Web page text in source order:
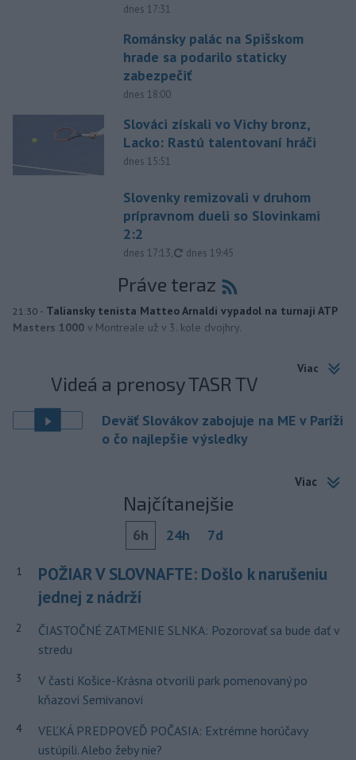
dnes 17:31
Románsky palác na Spišskom
hrade sa podarilo staticky
zabezpečiť
dnes 18:00
Slováci získali vo Vichy bronz,
Lacko: Rastú talentovaní hráči
dnes 15:51
Slovenky remizovali v druhom
prípravnom dueli so Slovinkami
2:2
dnes 17:13, aktualizované
dnes 19:45
Práve teraz
21:30 - Taliansky tenista Matteo Arnaldi vypadol na turnaji ATP
Masters 1000 v Montreale už v 3. kole dvojhry.
Viac
Videá a prenosy TASR TV
Deväť Slovákov zabojuje na ME v Paríži
o čo najlepšie výsledky
Viac
Najčítanejšie
6h 24h 7d
1
POŽIAR V SLOVNAFTE: Došlo k narušeniu
jednej z nádrží
2
ČIASTOČNÉ ZATMENIE SLNKA: Pozorovať sa bude dať v
stredu
3
V časti Košice-Krásna otvorili park pomenovaný po
kňazovi Semivanovi
4
VEĽKÁ PREDPOVEĎ POČASIA: Extrémne horúčavy
ustúpili. Alebo žeby nie?